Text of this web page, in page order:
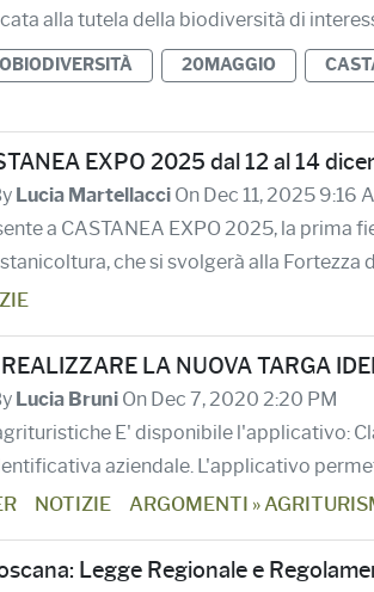
alla tutela della biodiversità di
20MAGGIO
EXPO 2025 dal 12 al 14
Lucia Martellacci On Dec 11, 2025 9:16
a CASTANEA EXPO 2025, la prima
che si svolgerà alla Fortezza
LA NUOVA TARGA
Lucia Bruni On Dec 7, 2020 2:20 PM
E' disponibile l'applicativo:
aziendale. L'applicativo
NOTIZIE ARGOMENTI »
Legge Regionale e